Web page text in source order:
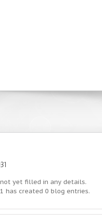
yet filled in any details.
has created 0 blog entries.